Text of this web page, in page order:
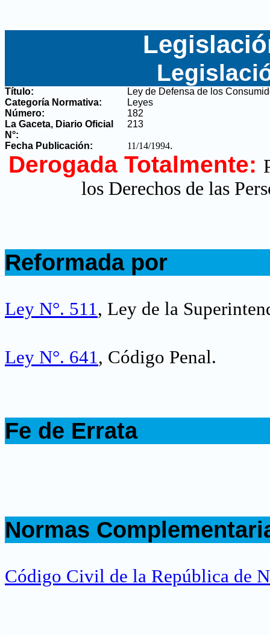
Título:
Ley de Defensa de los
Categoría Normativa:
Leyes
Número:
182
La Gaceta, Diario Oficial
N°:
213
Fecha Publicación: 11/14/1994.
Derogada Totalmente:
los Derechos de las
Reformada por
Ley N°. 511, Ley de la
Ley N°. 641, Código Penal.
Fe de Errata
Normas
Código Civil de la República de